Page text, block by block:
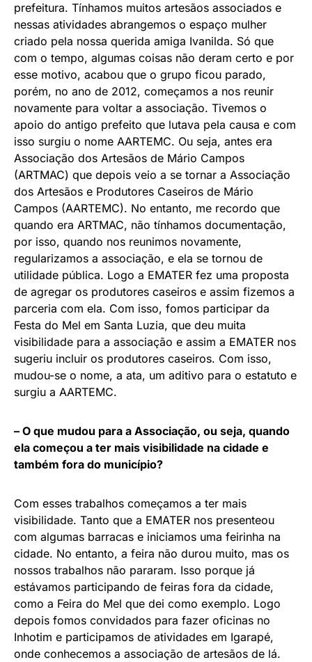
prefeitura. Tínhamos muitos artesãos associados e
nessas atividades abrangemos o espaço mulher
criado pela nossa querida amiga Ivanilda. Só que
com o tempo, algumas coisas não deram certo e por
esse motivo, acabou que o grupo ficou parado,
porém, no ano de 2012, começamos a nos reunir
novamente para voltar a associação. Tivemos o
apoio do antigo prefeito que lutava pela causa e com
isso surgiu o nome AARTEMC. Ou seja, antes era
Associação dos Artesãos de Mário Campos
(ARTMAC) que depois veio a se tornar a Associação
dos Artesãos e Produtores Caseiros de Mário
Campos (AARTEMC). No entanto, me recordo que
quando era ARTMAC, não tínhamos documentação,
por isso, quando nos reunimos novamente,
regularizamos a associação, e ela se tornou de
utilidade pública. Logo a EMATER fez uma proposta
de agregar os produtores caseiros e assim fizemos a
parceria com ela. Com isso, fomos participar da
Festa do Mel em Santa Luzia, que deu muita
visibilidade para a associação e assim a EMATER nos
sugeriu incluir os produtores caseiros. Com isso,
mudou-se o nome, a ata, um aditivo para o estatuto e
surgiu a AARTEMC.
– O que mudou para a Associação, ou seja, quando
ela começou a ter mais visibilidade na cidade e
também fora do município?
Com esses trabalhos começamos a ter mais
visibilidade. Tanto que a EMATER nos presenteou
com algumas barracas e iniciamos uma feirinha na
cidade. No entanto, a feira não durou muito, mas os
nossos trabalhos não pararam. Isso porque já
estávamos participando de feiras fora da cidade,
como a Feira do Mel que dei como exemplo. Logo
depois fomos convidados para fazer oficinas no
Inhotim e participamos de atividades em Igarapé,
onde conhecemos a associação de artesãos de lá.